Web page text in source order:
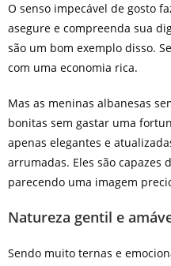
O senso impecável de gosto
asegure e compreenda sua
são um bom exemplo disso.
com uma economia rica.
Mas as meninas albanesas
bonitas sem gastar uma
apenas elegantes e
arrumadas. Eles são capazes
parecendo uma imagem
Natureza gentil e
Sendo muito ternas e